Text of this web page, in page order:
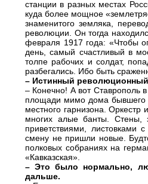
станции в разных местах
куда более мощное
знаменитого земляка,
революции. Он тогда
февраля 1917 года: «Чтобы
день, самый счастливый в
толпе рабочих и солдат,
разбегались. Ибо быть
– Истинный
– Конечно! А вот Ставрополь
площади мимо дома бывшего
местного гарнизона.
многих алые банты. Стены,
приветствиями, листовками
смену не пришли новые.
полковых собраниях на
«Кавказская».
– Это было нормально,
дальше.